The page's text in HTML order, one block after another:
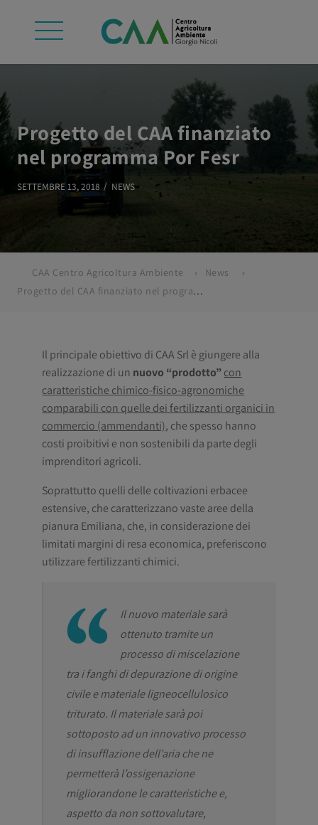
Progetto del CAA finanziato
nel programma Por Fesr
SETTEMBRE 13, 2018 NEWS
CAA Centro Agricoltura Ambiente
News
Progetto del CAA finanziato nel programma Por Fesr
Il principale obiettivo di CAA Srl è giungere alla
realizzazione di un nuovo “prodotto”con
caratteristiche chimico-fisico-agronomiche
comparabili con quelle dei fertilizzanti organici in
commercio (ammendanti), che spesso hanno
costi proibitivi e non sostenibili da parte degli
imprenditori agricoli.
Soprattutto quelli delle coltivazioni erbacee
estensive, che caratterizzano vaste aree della
pianura Emiliana, che, in considerazione dei
limitati margini di resa economica, preferiscono
utilizzare fertilizzanti chimici.
Il nuovo materiale sarà
ottenuto tramite un
processo di miscelazione
tra i fanghi di depurazione di origine
civile e materiale ligneocellulosico
triturato. Il materiale sarà poi
sottoposto ad un innovativo processo
di insufflazione dell’aria che ne
permetterà l’ossigenazione
migliorandone le caratteristiche e,
aspetto da non sottovalutare,